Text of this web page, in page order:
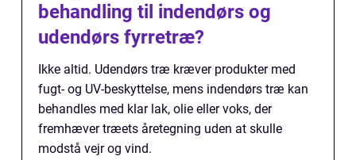
behandling til indendørs og
udendørs fyrretræ?
Ikke altid. Udendørs træ kræver produkter med
fugt- og UV-beskyttelse, mens indendørs træ kan
behandles med klar lak, olie eller voks, der
fremhæver træets åretegning uden at skulle
modstå vejr og vind.